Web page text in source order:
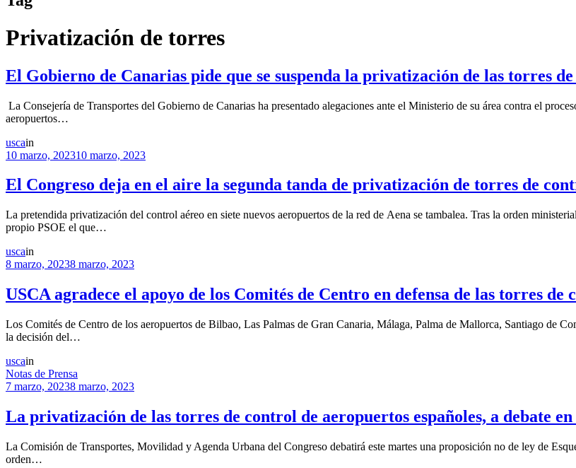
Privatización de torres
El Gobierno de Canarias pide que se suspenda la privatización de las torres
La Consejería de Transportes del Gobierno de Canarias ha presentado alegaciones ante el Ministerio de su área contra el
aeropuertos…
uscain
10 marzo, 202310 marzo, 2023
El Congreso deja en el aire la segunda tanda de privatización de torres de
La pretendida privatización del control aéreo en siete nuevos aeropuertos de la red de Aena se tambalea. Tras la orden
propio PSOE el que…
uscain
8 marzo, 20238 marzo, 2023
USCA agradece el apoyo de los Comités de Centro en defensa de las torres de
Los Comités de Centro de los aeropuertos de Bilbao, Las Palmas de Gran Canaria, Málaga, Palma de Mallorca, Santiago de
la decisión del…
uscain
Notas de Prensa
7 marzo, 20238 marzo, 2023
La privatización de las torres de control de aeropuertos españoles, a debate en
La Comisión de Transportes, Movilidad y Agenda Urbana del Congreso debatirá este martes una proposición no de ley de
orden…